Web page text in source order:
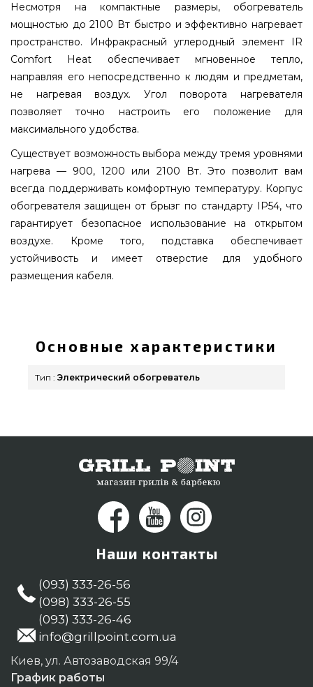
Несмотря на компактные размеры, обогреватель
мощностью до 2100 Вт быстро и эффективно нагревает
пространство. Инфракрасный углеродный элемент IR
Comfort Heat обеспечивает мгновенное тепло,
направляя его непосредственно к людям и предметам,
не нагревая воздух. Угол поворота нагревателя
позволяет точно настроить его положение для
максимального удобства.
Существует возможность выбора между тремя уровнями
нагрева — 900, 1200 или 2100 Вт. Это позволит вам
всегда поддерживать комфортную температуру. Корпус
обогревателя защищен от брызг по стандарту IP54, что
гарантирует безопасное использование на открытом
воздухе. Кроме того, подставка обеспечивает
устойчивость и имеет отверстие для удобного
размещения кабеля.
известного бренда по актуальной цене всего 19
850 грн. в магазине грилей и барбекью
grillpoint.com.ua Смотрите и заказывайте также
регионов: Запорожье, Днепропетровск, Одесса
Основные характеристики
Тип : Электрический обогреватель
Наши контакты
(093) 333-26-56
(098) 333-26-55
(093) 333-26-46
info@grillpoint.com.ua
Киев, ул. Автозаводская 99/4
График работы